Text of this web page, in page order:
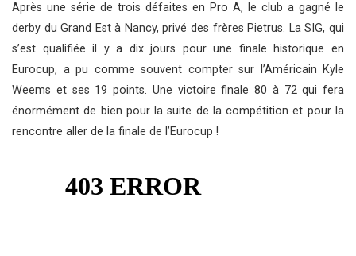
Après une série de trois défaites en Pro A, le club a gagné le
derby du Grand Est à Nancy, privé des frères Pietrus. La SIG, qui
s’est qualifiée il y a dix jours pour une finale historique en
Eurocup, a pu comme souvent compter sur l’Américain Kyle
Weems et ses 19 points. Une victoire finale 80 à 72 qui fera
énormément de bien pour la suite de la compétition et pour la
rencontre aller de la finale de l’Eurocup !